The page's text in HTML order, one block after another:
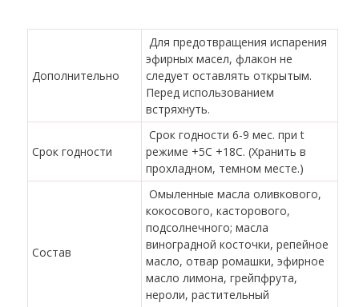
Дополнительно
Для предотвращения испарения
эфирных масел, флакон не
следует оставлять открытым.
Перед использованием
встряхнуть.
Срок годности
Срок годности 6-9 мес. при t
режиме +5С +18С. (Хранить в
прохладном, темном месте.)
Состав
Омыленные масла оливкового,
кокосового, касторового,
подсолнечного; масла
виноградной косточки, репейное
масло, отвар ромашки, эфирное
масло лимона, грейпфрута,
нероли, растительный